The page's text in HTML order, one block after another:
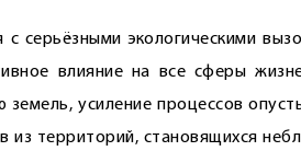
с ­серьёзными экологическими
влияние на все сферы
усиление процессов
из территорий, становящихся